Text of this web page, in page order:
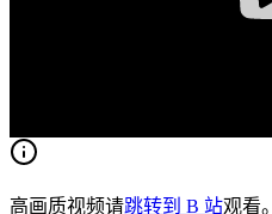
高画质视频请跳转到 B 站观看。